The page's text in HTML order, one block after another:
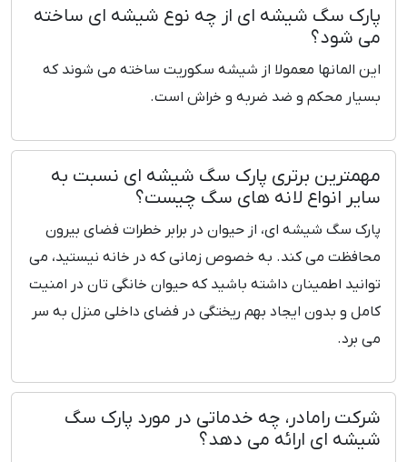
پارک سگ شیشه ای از چه نوع شیشه ای ساخته
می شود؟
این المانها معمولا از شیشه سکوریت ساخته می شوند که
بسیار محکم و ضد ضربه و خراش است.
مهمترین برتری پارک سگ شیشه ای نسبت به
سایر انواع لانه های سگ چیست؟
پارک سگ شیشه ای، از حیوان در برابر خطرات فضای بیرون
محافظت می کند. به خصوص زمانی که در خانه نیستید، می
توانید اطمینان داشته باشید که حیوان خانگی تان در امنیت
کامل و بدون ایجاد بهم ریختگی در فضای داخلی منزل به سر
می برد.
شرکت رامادر، چه خدماتی در مورد پارک سگ
شیشه ای ارائه می دهد؟